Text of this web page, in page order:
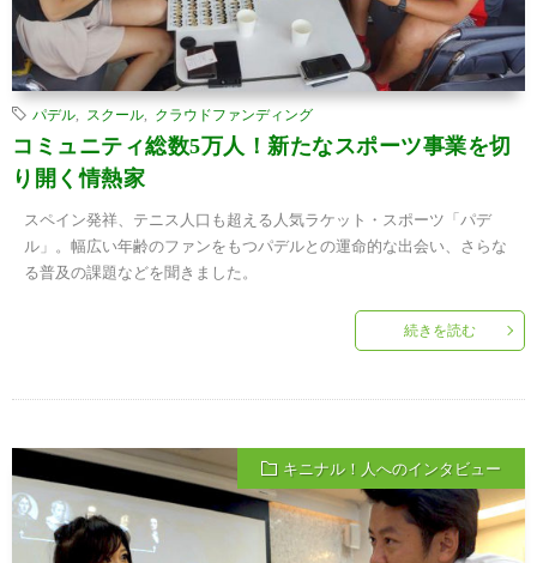
パデル スクール クラウドファンディング
コミュニティ総数5万人！新たなスポーツ事業を切
り開く情熱家
スペイン発祥、テニス人口も超える人気ラケット・スポーツ「パデ
ル」。幅広い年齢のファンをもつパデルとの運命的な出会い、さらな
る普及の課題などを聞きました。
続きを読む
キニナル！人へのインタビュー